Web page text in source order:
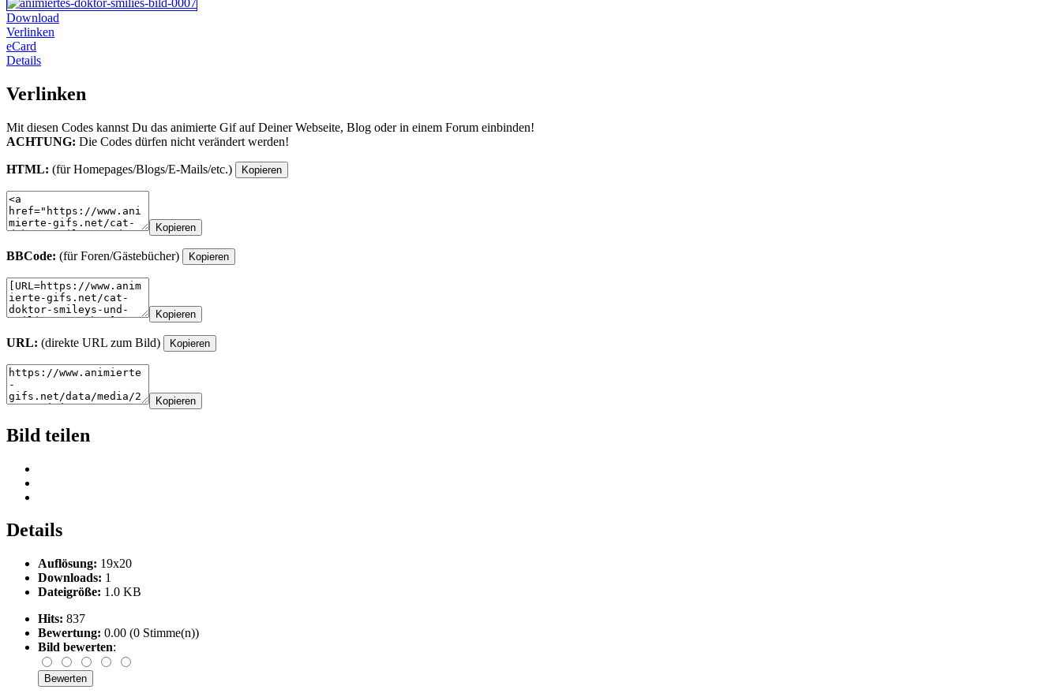
Download
Verlinken
eCard
Details
Verlinken
Mit diesen Codes kannst Du das animierte Gif auf Deiner Webseite, Blog oder in einem Forum einbinden!
ACHTUNG: Die Codes dürfen nicht verändert werden!
HTML: (für Homepages/Blogs/E-Mails/etc.) Kopieren
Kopieren
BBCode: (für Foren/Gästebücher) Kopieren
Kopieren
URL: (direkte URL zum Bild) Kopieren
Kopieren
Bild teilen
Details
Auflösung: 19x20
Downloads: 1
Dateigröße: 1.0 KB
Hits: 837
Bewertung: 0.00 (0 Stimme(n))
Bild bewerten: